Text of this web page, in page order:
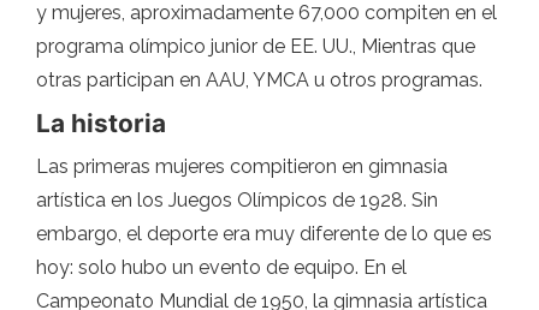
y mujeres, aproximadamente 67,000 compiten en el
programa olímpico junior de EE. UU., Mientras que
otras participan en AAU, YMCA u otros programas.
La historia
Las primeras mujeres compitieron en gimnasia
artística en los Juegos Olímpicos de 1928. Sin
embargo, el deporte era muy diferente de lo que es
hoy: solo hubo un evento de equipo. En el
Campeonato Mundial de 1950, la gimnasia artística